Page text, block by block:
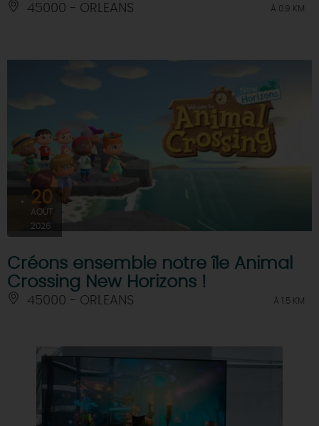
45000 - ORLEANS À 0.9 KM
20
AOÛT
2026
Créons ensemble notre île Animal
Crossing New Horizons !
45000 - ORLEANS À 1.5 KM